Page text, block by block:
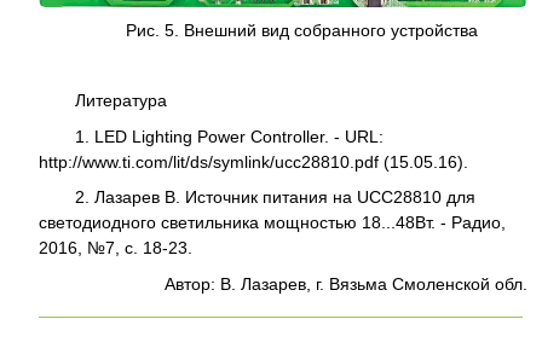
Рис. 5. Внешний вид собранного устройства
Литература
1. LED Lighting Power Controller. - URL:
http://www.ti.com/lit/ds/symlink/ucc28810.pdf (15.05.16).
2. Лазарев В. Источник питания на UCC28810 для
светодиодного светильника мощностью 18...48Вт. - Радио,
2016, №7, с. 18-23.
Автор: В. Лазарев, г. Вязьма Смоленской обл.